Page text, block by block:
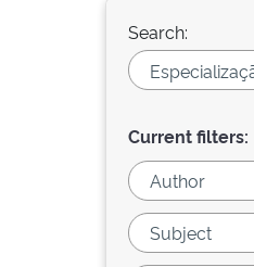
Search:
Current filters: